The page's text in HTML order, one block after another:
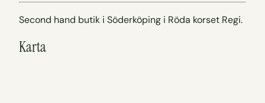
Second hand butik i Söderköping i Röda korset Regi.
Karta